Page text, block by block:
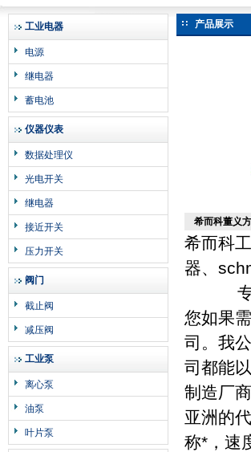
工业电器
电源
继电器
蓄电池
仪器仪表
数据处理仪
光电开关
继电器
接近开关
压力开关
阀门
截止阀
减压阀
工业泵
离心泵
油泵
叶片泵
产品展示
希而科董义
希而科
器、
专业
您如果
司。我
司都能
制造厂
亚洲的
称*，速